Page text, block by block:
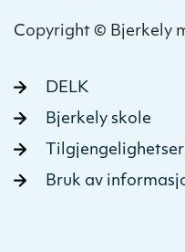
Copyright © Bjerkely
DELK
Bjerkely skole
Bruk av